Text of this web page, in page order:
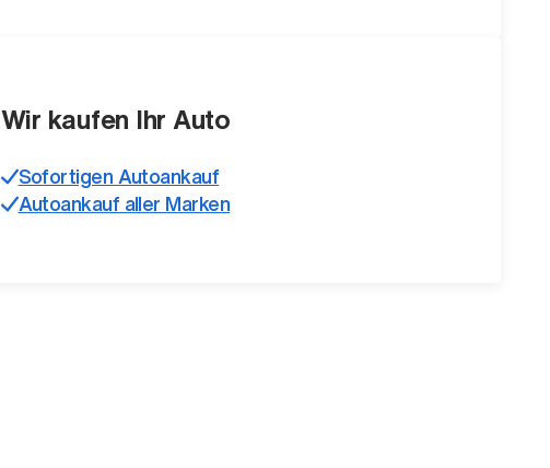
Wir kaufen Ihr Auto
Sofortigen Autoankauf
Autoankauf aller Marken